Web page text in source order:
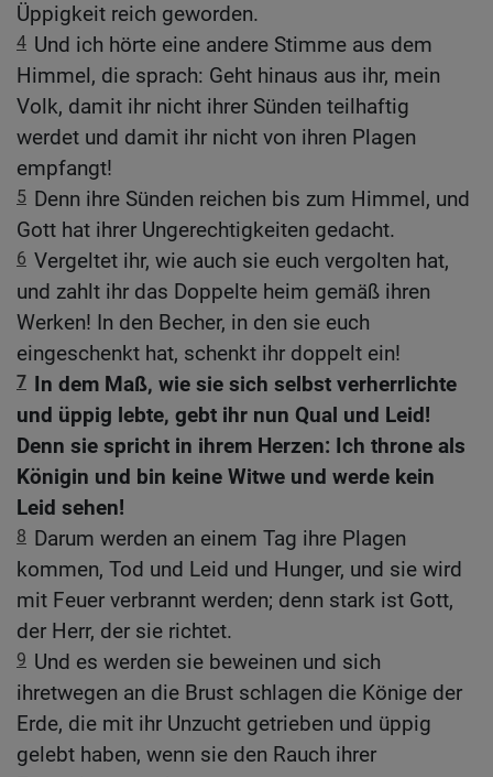
Üppigkeit reich geworden.
4 Und ich hörte eine andere Stimme aus dem
Himmel, die sprach: Geht hinaus aus ihr, mein
Volk, damit ihr nicht ihrer Sünden teilhaftig
werdet und damit ihr nicht von ihren Plagen
empfangt!
5 Denn ihre Sünden reichen bis zum Himmel, und
Gott hat ihrer Ungerechtigkeiten gedacht.
6 Vergeltet ihr, wie auch sie euch vergolten hat,
und zahlt ihr das Doppelte heim gemäß ihren
Werken! In den Becher, in den sie euch
eingeschenkt hat, schenkt ihr doppelt ein!
7 In dem Maß, wie sie sich selbst verherrlichte
und üppig lebte, gebt ihr nun Qual und Leid!
Denn sie spricht in ihrem Herzen: Ich throne als
Königin und bin keine Witwe und werde kein
Leid sehen!
8 Darum werden an einem Tag ihre Plagen
kommen, Tod und Leid und Hunger, und sie wird
mit Feuer verbrannt werden; denn stark ist Gott,
der Herr, der sie richtet.
9 Und es werden sie beweinen und sich
ihretwegen an die Brust schlagen die Könige der
Erde, die mit ihr Unzucht getrieben und üppig
gelebt haben, wenn sie den Rauch ihrer